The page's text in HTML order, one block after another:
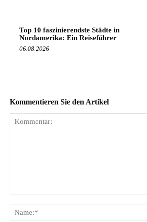
Top 10 faszinierendste Städte in
Nordamerika: Ein Reiseführer
06.08.2026
Kommentieren Sie den Artikel